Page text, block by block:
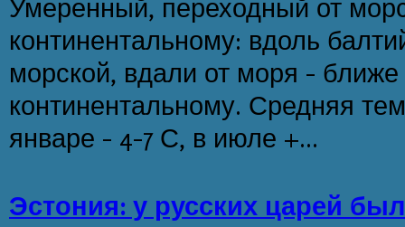
Умеренный, переходный от
континентальному: вдоль
морской, вдали от моря -
континентальному. Средняя
январе - 4-7 С, в июле +...
Эстония: у русских царей